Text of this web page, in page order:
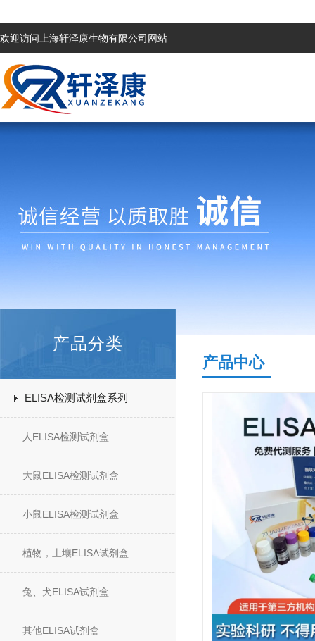
欢迎访问上海轩泽康生物有限公司网站
产品分类
ELISA检测试剂盒系列
人ELISA检测试剂盒
大鼠ELISA检测试剂盒
小鼠ELISA检测试剂盒
植物，土壤ELISA试剂盒
兔、犬ELISA试剂盒
其他ELISA试剂盒
产品中心